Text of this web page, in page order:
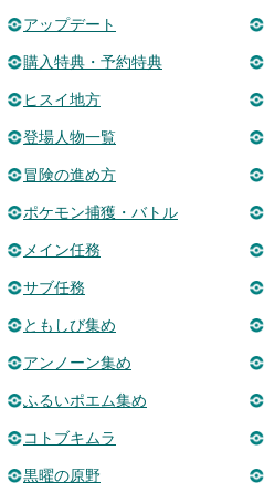
アップデート
購入特典・予約特典
ヒスイ地方
登場人物一覧
冒険の進め方
ポケモン捕獲・バトル
メイン任務
サブ任務
ともしび集め
アンノーン集め
ふるいポエム集め
コトブキムラ
黒曜の原野